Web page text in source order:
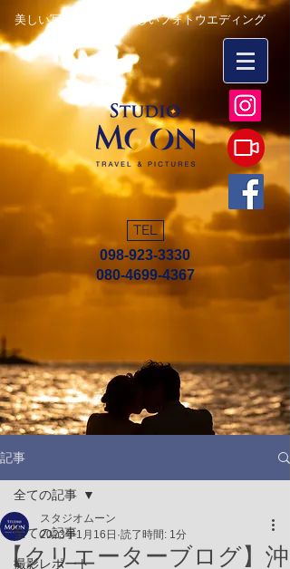
美しい写真を永遠に 楽しいフォトウエディング
TEL
098-923-3330
080-4699-4367
記事
全ての記事
撮影レポート
全ての記事
【クリエーターブログ】沖
スタジオムーン
2023年1月16日 読了時間: 1分